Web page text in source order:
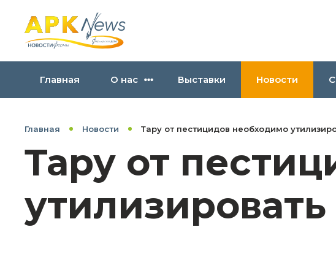
Главная О нас Выставки Новости
Главная Новости Тару от пестицидов необходимо
Тару от